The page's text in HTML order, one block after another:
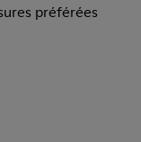
préférées